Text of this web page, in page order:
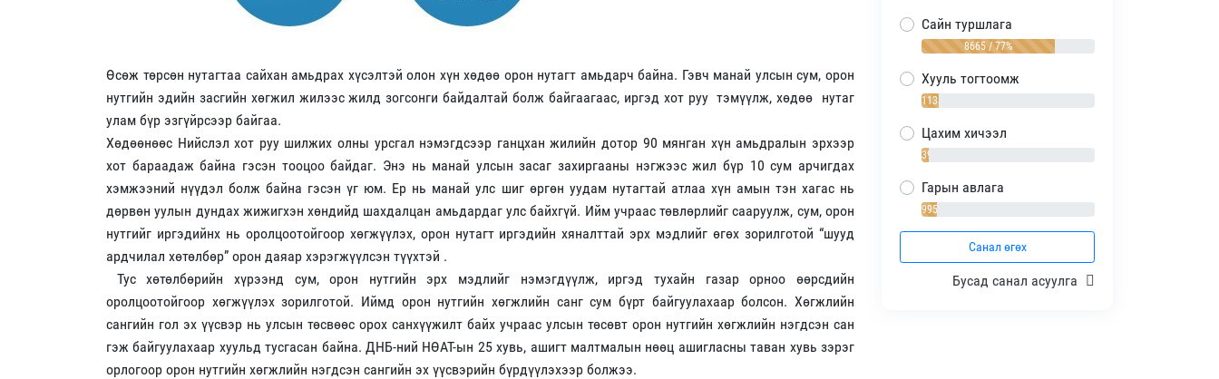
Өсөж төрсөн нутагтаа сайхан амьдрах хүсэлтэй олон хүн хөдөө орон нутагт амьдарч байна. Гэвч манай улсын сум, орон
нутгийн эдийн засгийн хөгжил жилээс жилд зогсонги байдалтай болж байгаагаас, иргэд хот руу тэмүүлж, хөдөө нутаг
улам бүр эзгүйрсээр байгаа.
Хөдөөнөөс Нийслэл хот руу шилжих олны урсгал нэмэгдсээр ганцхан жилийн дотор 90 мянган хүн амьдралын эрхээр
хот бараадаж байна гэсэн тооцоо байдаг. Энэ нь манай улсын засаг захиргааны нэгжээс жил бүр 10 сум арчигдах
хэмжээний нүүдэл болж байна гэсэн үг юм. Ер нь манай улс шиг өргөн уудам нутагтай атлаа хүн амын тэн хагас нь
дөрвөн уулын дундах жижигхэн хөндийд шахдалцан амьдардаг улс байхгүй. Ийм учраас төвлөрлийг сааруулж, сум, орон
нутгийг иргэдийнх нь оролцоотойгоор хөгжүүлэх, орон нутагт иргэдийн хяналттай эрх мэдлийг өгөх зорилготой “шууд
ардчилал хөтөлбөр” орон даяар хэрэгжүүлсэн түүхтэй .
Тус хөтөлбөрийн хүрээнд сум, орон нутгийн эрх мэдлийг нэмэгдүүлж, иргэд тухайн газар орноо өөрсдийн
оролцоотойгоор хөгжүүлэх зорилготой. Иймд орон нутгийн хөгжлийн санг сум бүрт байгуулахаар болсон. Хөгжлийн
сангийн гол эх үүсвэр нь улсын төсвөөс орох санхүүжилт байх учраас улсын төсөвт орон нутгийн хөгжлийн нэгдсэн сан
гэж байгуулахаар хуульд тусгасан байна. ДНБ-ний НӨАТ-ын 25 хувь, ашигт малтмалын нөөц ашигласны таван хувь зэрэг
орлогоор орон нутгийн хөгжлийн нэгдсэн сангийн эх үүсвэрийн бүрдүүлэхээр болжээ.
Сайн туршлага
8665 / 77%
Хууль тогтоомж
1138 / 10%
Цахим хичээл
393 / 4%
Гарын авлага
995 / 9%
Санал өгөх
Бусад санал асуулга